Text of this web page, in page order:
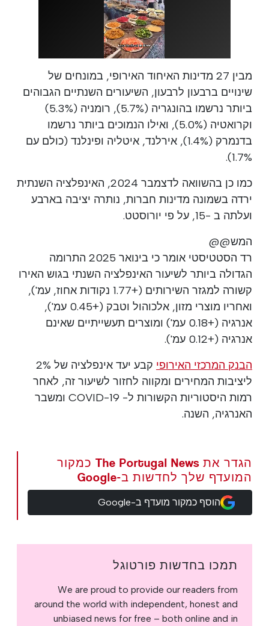
מבין 27 מדינות האיחוד האירופי, במונחים של
שינויים ברבעון לרבעון, השיעורים השנתיים הגבוהים
ביותר נרשמו בהונגריה (5.7%), רומניה (5.3%)
וקרואטיה (5.0%), ואילו הנמוכים ביותר נרשמו
בדנמרק (1.4%), אירלנד, איטליה ופינלנד (כולם עם
1.7%).
כמו כן בהשוואה לדצמבר 2024, האינפלציה השנתית
ירדה בשמונה מדינות חברות, נותרה יציבה בארבע
ועלתה ב -15, על פי יורוסטט.
המש@@
רד הסטטיסטי אומר כי בינואר 2025 התרומה
הגדולה ביותר לשיעור האינפלציה השנתי בגוש האירו
קשורה למגזר השירותים (+1.77 נקודות אחוז, עמ'),
ואחריו מוצרי מזון, אלכוהול וטבק (+0.45 עמ'),
אנרגיה (+0.18 עמ') ומוצרים תעשייתיים שאינם
אנרגיה (+0.12 עמ').
הבנק המרכזי האירופי
קבע יעד אינפלציה של 2%
ליציבות המחירים ומקווה לחזור לשיעור זה, לאחר
רמות היסטוריות הקשורות ל- COVID-19 ומשבר
האנרגיה, השנה.
הגדר את The Portugal News כמקור
המועדף שלך לחדשות ב-Google
הוסף כמקור מועדף ב-Google
תמכו בחדשות פורטוגל
We are proud to provide our readers from
around the world with independent, honest and
unbiased news for free – both online and in